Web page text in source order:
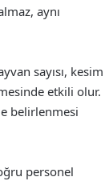
aynı
sayısı, kesim
etkili olur.
belirlenmesi
personel